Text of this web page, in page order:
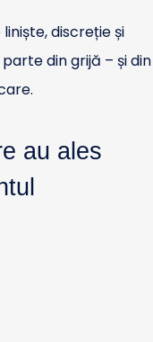
discreție și
din grijă – și din
au ales